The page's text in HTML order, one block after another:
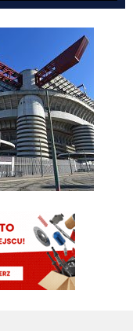
wyebali Xd
pepe a teraz Norton